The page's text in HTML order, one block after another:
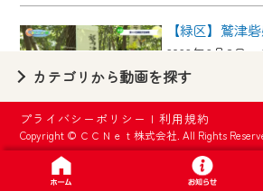
【緑区】鷲津
2026年6月8日
テーマ：名古屋
再生時間：
登録日：2026/
2026年6月8日
カテゴリから動画を探す
プライバシーポリシー |利用規約
Copyright © ＣＣＮｅｔ株式会社. All Rights
いたします。
要となります。
※MyIDとは、CCNet Web TV
各種サービスをご利用頂くた
IDはお客様が使っているメ
で設定できます。